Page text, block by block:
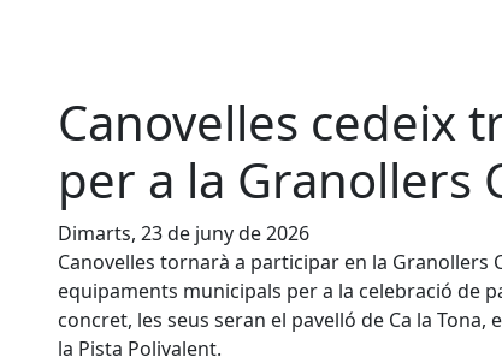
Canovelles cedeix
per a la Granollers
Dimarts, 23 de juny de 2026
Canovelles tornarà a participar en la Granollers
equipaments municipals per a la celebració de
concret, les seus seran el pavelló de Ca la Tona,
la Pista Polivalent.